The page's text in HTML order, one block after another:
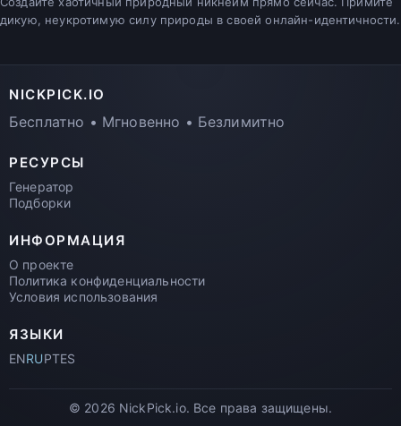
дикую, неукротимую силу природы в своей онлайн-идентичности.
NICKPICK.IO
Бесплатно • Мгновенно • Безлимитно
РЕСУРСЫ
Генератор
Подборки
ИНФОРМАЦИЯ
О проекте
Политика конфиденциальности
Условия использования
ЯЗЫКИ
ENRUPTES
© 2026 NickPick.io. Все права защищены.